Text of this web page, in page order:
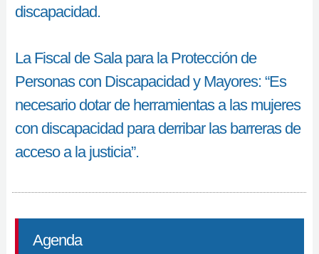
discapacidad.
La Fiscal de Sala para la Protección de
Personas con Discapacidad y Mayores: “Es
necesario dotar de herramientas a las mujeres
con discapacidad para derribar las barreras de
acceso a la justicia”.
Agenda